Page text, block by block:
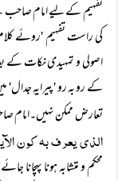
تفہیم کے لیے امام صاحب
کی راست تفہیم 'روئے
اصولی و تمہیدی نکات کے
کے رو بہ رو 'پیرایہِ جدال'
تعارض ممکن نہیں۔امام
الذی یعرف بہ کون
محکم و متشابہ ہونا